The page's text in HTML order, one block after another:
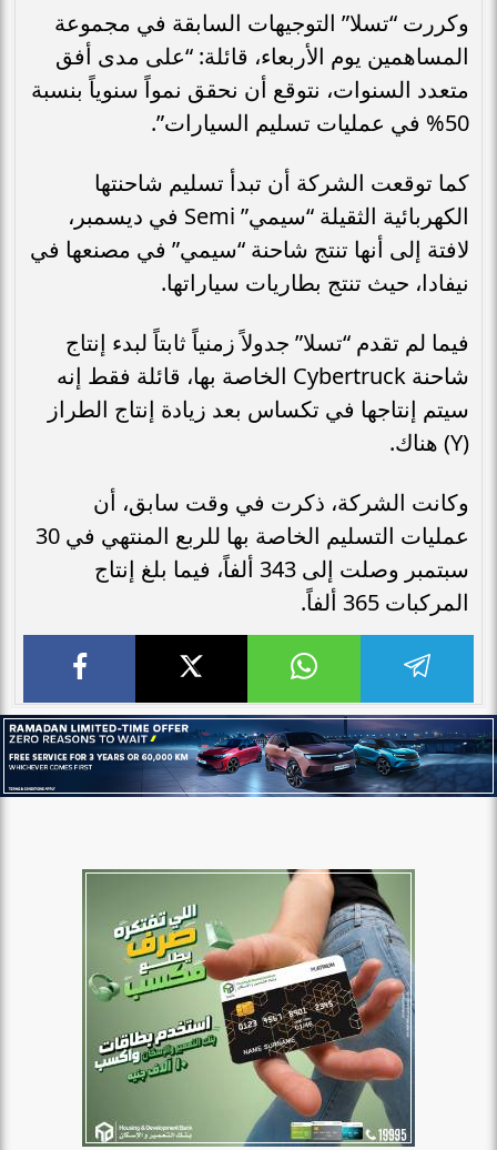
وكررت “تسلا” التوجيهات السابقة في مجموعة
المساهمين يوم الأربعاء، قائلة: “على مدى أفق
متعدد السنوات، نتوقع أن نحقق نمواً سنوياً بنسبة
50% في عمليات تسليم السيارات”.
كما توقعت الشركة أن تبدأ تسليم شاحنتها
الكهربائية الثقيلة “سيمي” Semi في ديسمبر،
لافتة إلى أنها تنتج شاحنة “سيمي” في مصنعها في
نيفادا، حيث تنتج بطاريات سياراتها.
فيما لم تقدم “تسلا” جدولاً زمنياً ثابتاً لبدء إنتاج
شاحنة Cybertruck الخاصة بها، قائلة فقط إنه
سيتم إنتاجها في تكساس بعد زيادة إنتاج الطراز
(Y) هناك.
وكانت الشركة، ذكرت في وقت سابق، أن
عمليات التسليم الخاصة بها للربع المنتهي في 30
سبتمبر وصلت إلى 343 ألفاً، فيما بلغ إنتاج
المركبات 365 ألفاً.